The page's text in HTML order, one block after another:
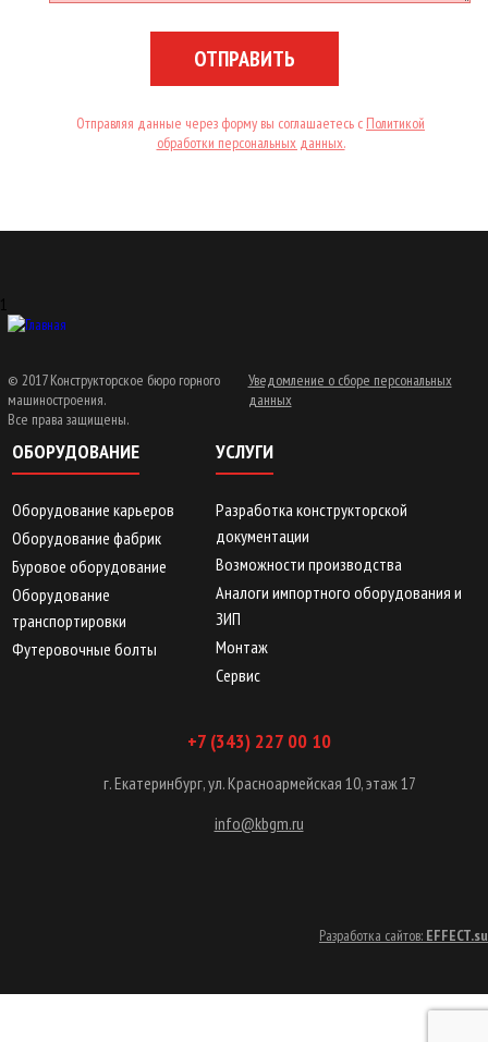
ОТПРАВИТЬ
Отправляя данные через форму вы соглашаетесь с Политикой
обработки персональных данных.
1
© 2017 Конструкторское бюро горного
машиностроения.
Все права защищены.
Уведомление о сборе персональных
данных
ОБОРУДОВАНИЕ
Оборудование карьеров
Оборудование фабрик
Буровое оборудование
Оборудование
транспортировки
Футеровочные болты
УСЛУГИ
Разработка конструкторской
документации
Возможности производства
Аналоги импортного оборудования и
ЗИП
Монтаж
Сервис
+7 (343) 227 00 10
г. Екатеринбург, ул. Красноармейская 10, этаж 17
info@kbgm.ru
Разработка сайтов: EFFECT.su